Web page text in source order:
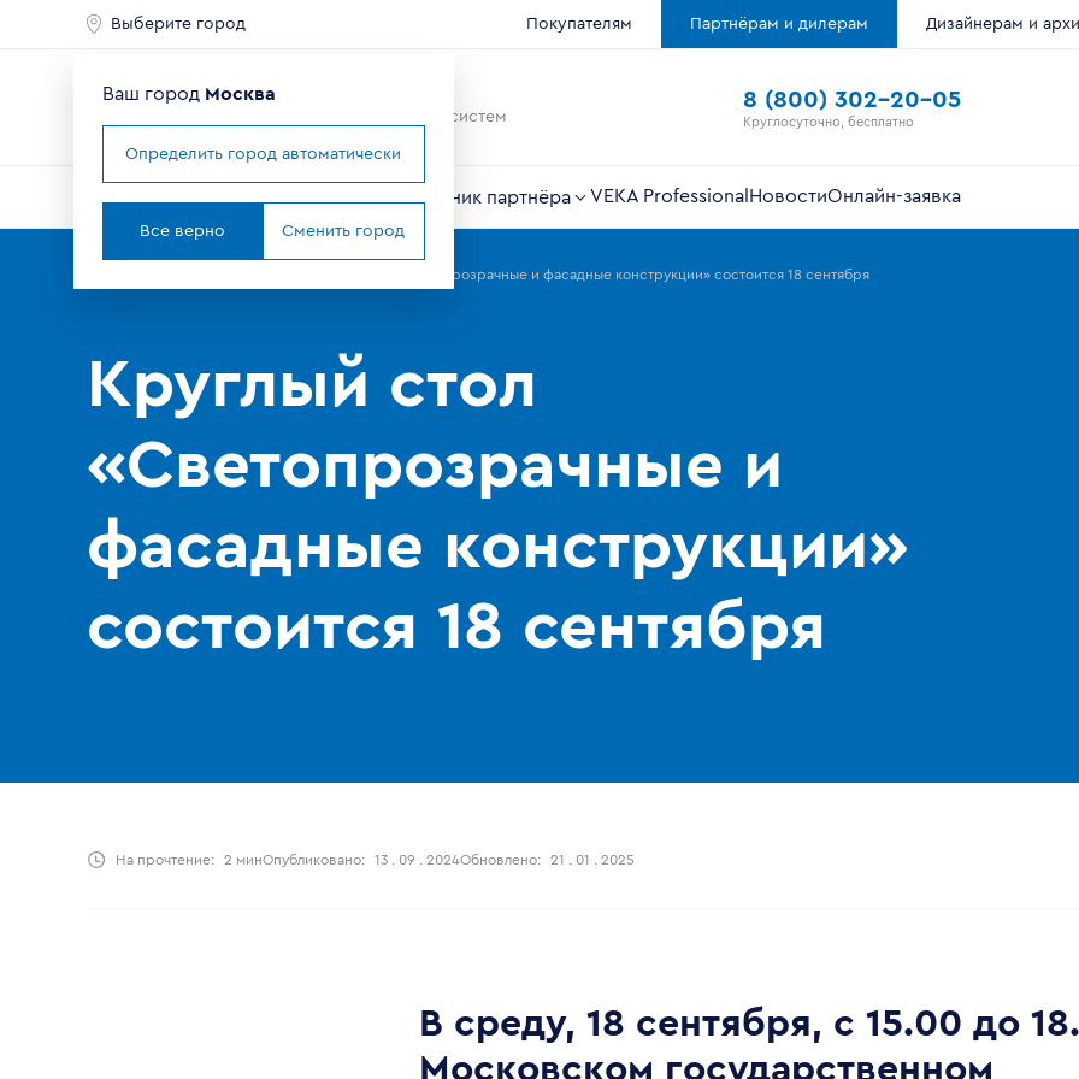
Выберите город Покупателям Партнёрам и дилерам Дизайнерам и
Ведущий мировой
производитель оконных систем
8 (800) 302-20-05
Круглосуточно, бесплатно
Справочник партнёра VEKA Professional НовостиОнлайн-заявка
Круглый стол «Светопрозрачные и фасадные конструкции» состоится 18 сентября
Круглый стол
«Светопрозрачные и
фасадные конструкции»
состоится 18 сентября
На прочтение: 2 минОпубликовано: 13 . 09 . 2024Обновлено: 21 . 01 . 2025
В среду, 18 сентября, с 15.00 до
Московском государственном
Ваш город Москва
Определить город автоматически
Все верно Сменить город